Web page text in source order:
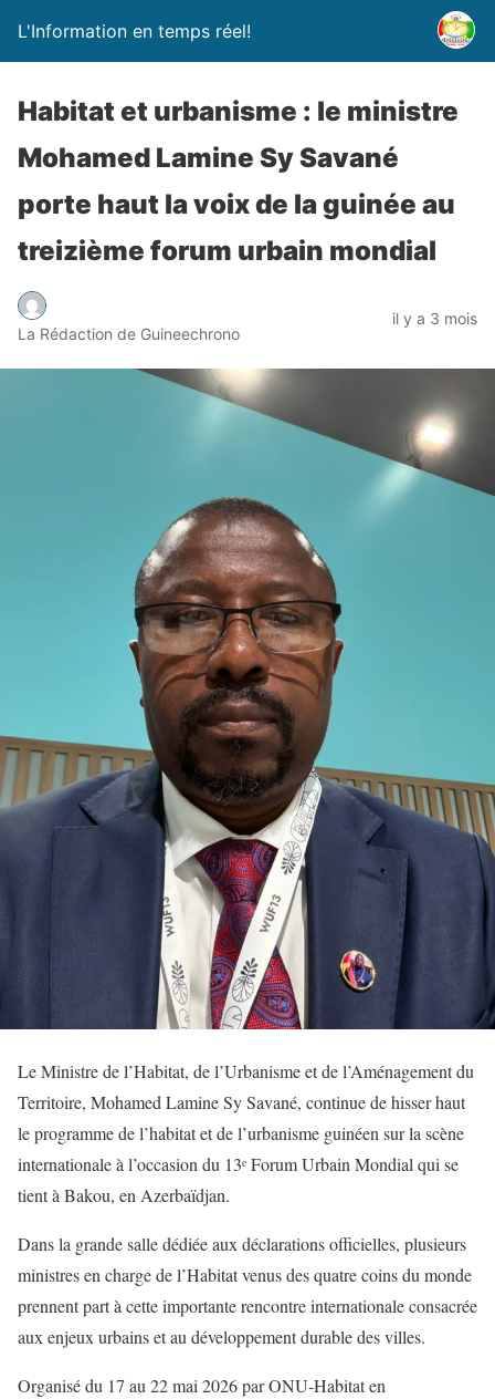
L'Information en temps réel!
Habitat et urbanisme : le ministre
Mohamed Lamine Sy Savané
porte haut la voix de la guinée au
treizième forum urbain mondial
La Rédaction de Guineechrono
il y a 3 mois
Le Ministre de l’Habitat, de l’Urbanisme et de l’Aménagement du
Territoire, Mohamed Lamine Sy Savané, continue de hisser haut
le programme de l’habitat et de l’urbanisme guinéen sur la scène
internationale à l’occasion du 13ᵉ Forum Urbain Mondial qui se
tient à Bakou, en Azerbaïdjan.
Dans la grande salle dédiée aux déclarations officielles, plusieurs
ministres en charge de l’Habitat venus des quatre coins du monde
prennent part à cette importante rencontre internationale consacrée
aux enjeux urbains et au développement durable des villes.
Organisé du 17 au 22 mai 2026 par ONU-Habitat en